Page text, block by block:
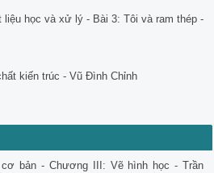
liệu học và xử lý - Bài 3: Tôi và ram thép -
kiến trúc - Vũ Đình Chỉnh
bản - Chương III: Vẽ hình học - Trần